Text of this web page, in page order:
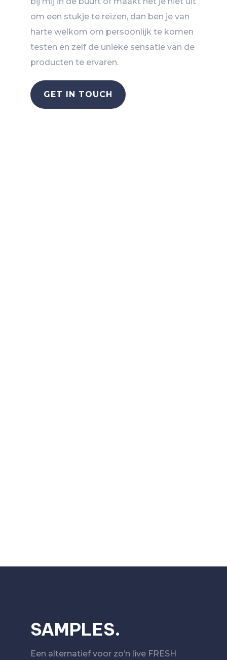
om een stukje te reizen, dan ben je van
harte welkom om persoonlijk te komen
testen en zelf de unieke sensatie van de
producten te ervaren.
GET IN TOUCH
SAMPLES.
Een alternatief voor zo’n live FRESH